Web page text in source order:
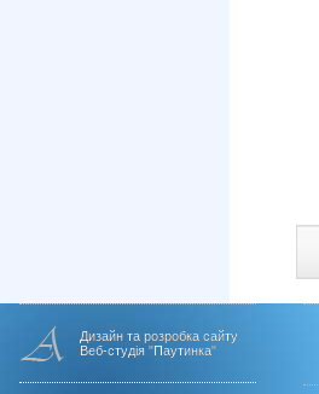
Дизайн та розробка сайту
Веб-студія "Паутинка"